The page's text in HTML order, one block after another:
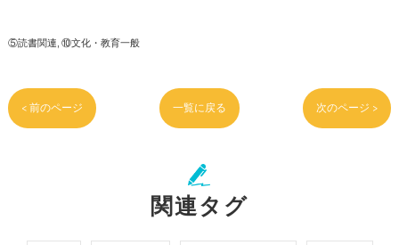
⑤読書関連 ⑩文化・教育一般
< 前のページ 一覧に戻る 次のページ >
関連タグ